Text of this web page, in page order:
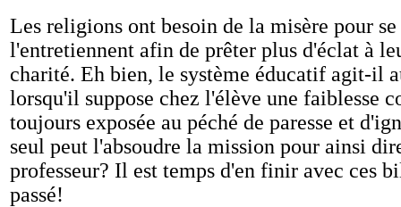
Les religions ont besoin de la misère pour
l'entretiennent afin de prêter plus d'éclat à
charité. Eh bien, le système éducatif agit-il
lorsqu'il suppose chez l'élève une faiblesse
toujours exposée au péché de paresse et
seul peut l'absoudre la mission pour ainsi
professeur? Il est temps d'en finir avec ces
passé!